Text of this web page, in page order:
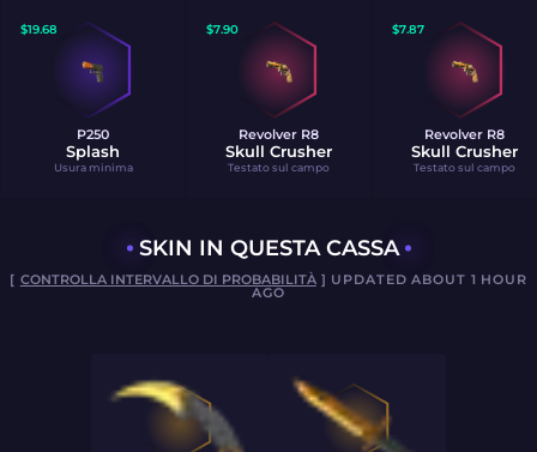
$19.68
P250
Splash
Usura minima
$7.90
Revolver R8
Skull Crusher
Testato sul campo
$7.87
Revolver R8
Skull Crusher
Testato sul campo
SKIN IN QUESTA CASSA
[ CONTROLLA INTERVALLO DI PROBABILITÀ] UPDATED ABOUT 1 HOUR
AGO